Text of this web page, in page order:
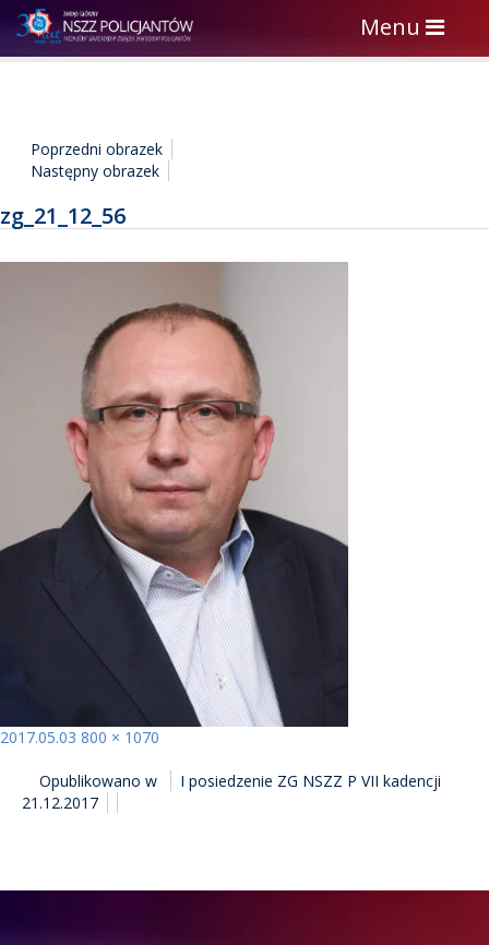
Toggle
navigation
Menu
Poprzedni obrazek
Następny obrazek
zg_21_12_56
Opublikowano
2017.05.03 Pełny
800 × 1070
WPISUOpublikowano w
I posiedzenie ZG NSZZ P VII kadencji
21.12.2017